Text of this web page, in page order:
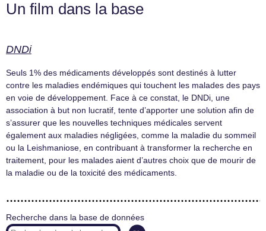
Un film dans la base
DNDi
Seuls 1% des médicaments développés sont destinés à lutter
contre les maladies endémiques qui touchent les malades des pays
en voie de développement. Face à ce constat, le DNDi, une
association à but non lucratif, tente d’apporter une solution afin de
s’assurer que les nouvelles techniques médicales servent
également aux maladies négligées, comme la maladie du sommeil
ou la Leishmaniose, en contribuant à transformer la recherche en
traitement, pour les malades aient d’autres choix que de mourir de
la maladie ou de la toxicité des médicaments.
Recherche dans la base de données